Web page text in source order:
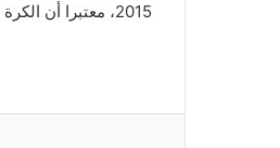
2015، معتبرا أن الكرة لا تزال بملعب إيران، وأن عملية التفاوض مع إيران لا يمكن أن تستمر إلى أجل غير مسمى.